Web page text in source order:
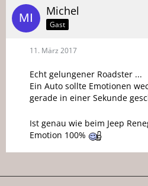
Michel
Gast
11. März 2017
Echt gelungener Roadster ...
Ein Auto sollte Emotionen
gerade in einer Sekunde
Ist genau wie beim Jeep
Emotion 100%